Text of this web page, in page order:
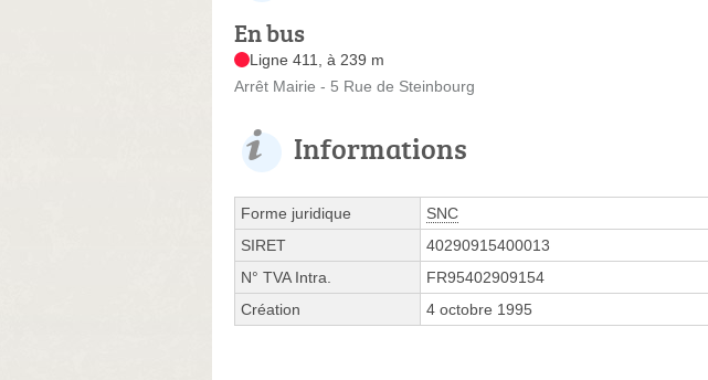
En bus
Ligne 411, à 239 m
Arrêt Mairie - 5 Rue de Steinbourg
Informations
Forme juridique
SNC
SIRET
40290915400013
N° TVA Intra.
FR95402909154
Création
4 octobre 1995